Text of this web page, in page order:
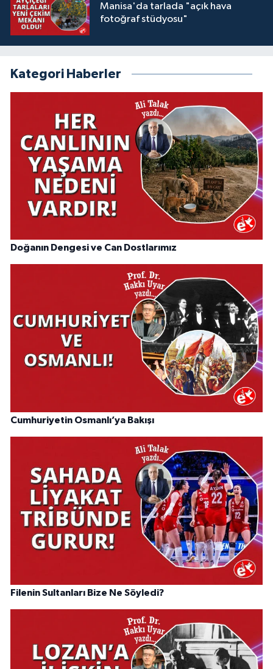
Manisa'da tarlada "açık hava
fotoğraf stüdyosu"
Kategori Haberler
Doğanın Dengesi ve Can Dostlarımız
Cumhuriyetin Osmanlı’ya Bakışı
Filenin Sultanları Bize Ne Söyledi?